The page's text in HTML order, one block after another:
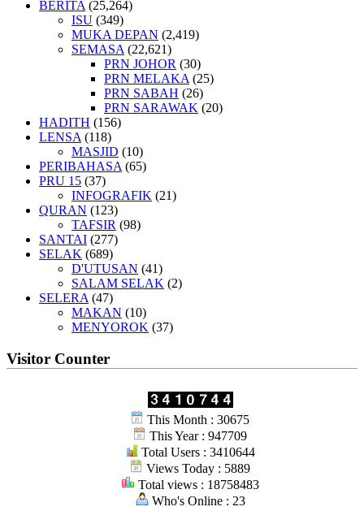
BERITA (25,264)
ISU (349)
MUKA DEPAN (2,419)
SEMASA (22,621)
PRN JOHOR (30)
PRN MELAKA (25)
PRN SABAH (26)
PRN SARAWAK (20)
HADITH (156)
LENSA (118)
MASJID (10)
PERIBAHASA (65)
PRU 15 (37)
INFOGRAFIK (21)
QURAN (123)
TAFSIR (98)
SANTAI (277)
SELAK (689)
D'UTUSAN (41)
SALAM SELAK (2)
SELERA (47)
MAKAN (10)
MENYOROK (37)
Visitor Counter
This Month : 30675
This Year : 947709
Total Users : 3410644
Views Today : 5889
Total views : 18758483
Who's Online : 23